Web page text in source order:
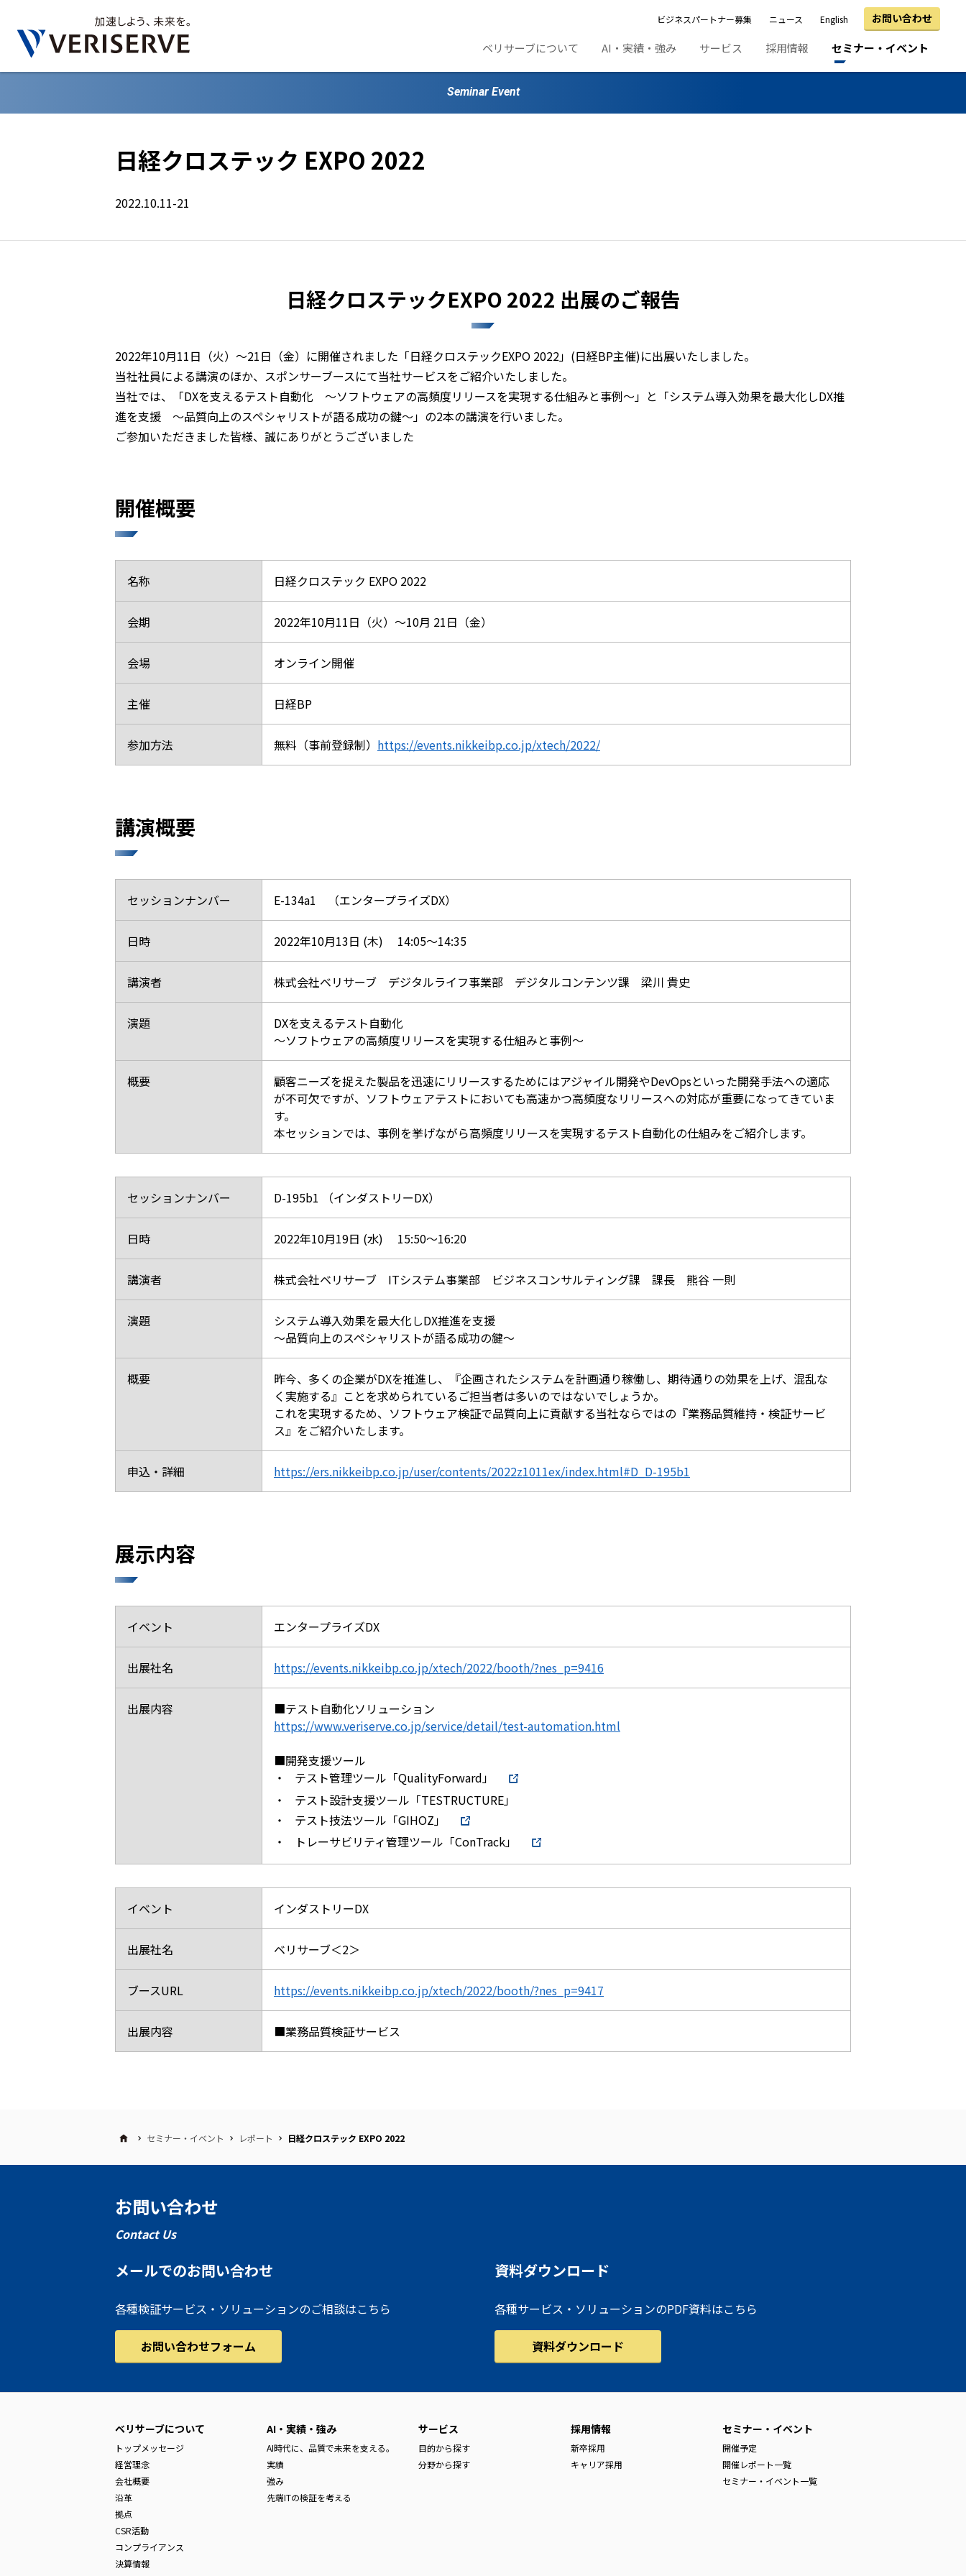
お問い合わせ
ベリサーブについて AI・実績・強み サービス 採用情報 セミナー・イベント
ビジネスパートナー募集 ニュース English
Seminar Event
日経クロステック EXPO 2022
2022.10.11-21
日経クロステックEXPO 2022 出展のご報告
2022年10月11日（火）～21日（金）に開催されました「日経クロステックEXPO 2022」(日経BP主催)に出展いたしました。
当社社員による講演のほか、スポンサーブースにて当社サービスをご紹介いたしました。
当社では、「DXを支えるテスト自動化 ～ソフトウェアの高頻度リリースを実現する仕組みと事例～」と「システム導入効果を最大化しDX推
進を支援 ～品質向上のスペシャリストが語る成功の鍵～」の2本の講演を行いました。
ご参加いただきました皆様、誠にありがとうございました
開催概要
名称 日経クロステック EXPO 2022
会期 2022年10月11日（火）～10月 21日（金）
会場 オンライン開催
主催 日経BP
参加方法 無料（事前登録制） https://events.nikkeibp.co.jp/xtech/2022/
講演概要
セッションナンバー E-134a1 （エンタープライズDX）
日時 2022年10月13日 (木) 14:05～14:35
講演者 株式会社ベリサーブ デジタルライフ事業部 デジタルコンテンツ課 梁川 貴史
演題
DXを支えるテスト自動化
～ソフトウェアの高頻度リリースを実現する仕組みと事例～
概要
顧客ニーズを捉えた製品を迅速にリリースするためにはアジャイル開発やDevOpsといった開発手法への適応
が不可欠ですが、ソフトウェアテストにおいても高速かつ高頻度なリリースへの対応が重要になってきていま
す。
本セッションでは、事例を挙げながら高頻度リリースを実現するテスト自動化の仕組みをご紹介します。
セッションナンバー D-195b1 （インダストリーDX）
日時 2022年10月19日 (水) 15:50～16:20
講演者 株式会社ベリサーブ ITシステム事業部 ビジネスコンサルティング課 課長 熊谷 一則
演題
システム導入効果を最大化しDX推進を支援
～品質向上のスペシャリストが語る成功の鍵～
概要
昨今、多くの企業がDXを推進し、『企画されたシステムを計画通り稼働し、期待通りの効果を上げ、混乱な
く実施する』ことを求められているご担当者は多いのではないでしょうか。
これを実現するため、ソフトウェア検証で品質向上に貢献する当社ならではの『業務品質維持・検証サービ
ス』をご紹介いたします。
申込・詳細 https://ers.nikkeibp.co.jp/user/contents/2022z1011ex/index.html#D_D-195b1
展示内容
イベント エンタープライズDX
出展社名 https://events.nikkeibp.co.jp/xtech/2022/booth/?nes_p=9416
出展内容
■テスト自動化ソリューション
https://www.veriserve.co.jp/service/detail/test-automation.html
■開発支援ツール
・
テスト管理ツール「QualityForward」
・
テスト設計支援ツール「TESTRUCTURE」
・
テスト技法ツール「GIHOZ」
・
トレーサビリティ管理ツール「ConTrack」
イベント インダストリーDX
出展社名 ベリサーブ＜2＞
ブースURL https://events.nikkeibp.co.jp/xtech/2022/booth/?nes_p=9417
出展内容 ■業務品質検証サービス
セミナー・イベント レポート 日経クロステック EXPO 2022
お問い合わせ
Contact Us
メールでのお問い合わせ
各種検証サービス・ソリューションのご相談はこちら
お問い合わせフォーム
資料ダウンロード
各種サービス・ソリューションのPDF資料はこちら
資料ダウンロード
ベリサーブについて
トップメッセージ
経営理念
会社概要
沿革
拠点
CSR活動
コンプライアンス
決算情報
AI・実績・強み
AI時代に、品質で未来を支える。
実績
強み
先端ITの検証を考える
サービス
目的から探す
分野から探す
採用情報
新卒採用
キャリア採用
セミナー・イベント
開催予定
開催レポート一覧
セミナー・イベント一覧